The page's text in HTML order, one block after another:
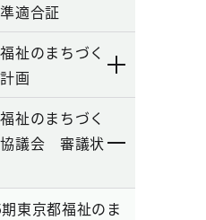
適合証
祉のまちづく
画
祉のまちづく
協議会 審議状
東京都福祉のま